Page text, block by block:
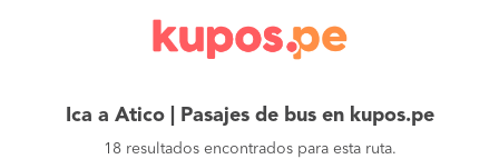
Ica a Atico | Pasajes de bus en kupos.pe
18 resultados encontrados para esta ruta.